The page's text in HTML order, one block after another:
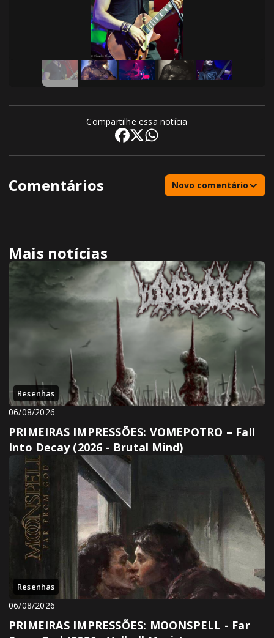
Compartilhe essa notícia
Comentários Novo comentário
Mais notícias
Resenhas
06/08/2026
PRIMEIRAS IMPRESSÕES: VOMEPOTRO – Fall
Into Decay (2026 - Brutal Mind)
Resenhas
06/08/2026
PRIMEIRAS IMPRESSÕES: MOONSPELL - Far